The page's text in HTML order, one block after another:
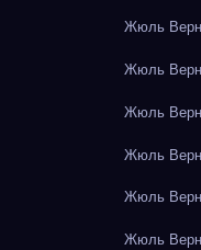
Жюль
Жюль
Жюль
Жюль
Жюль
Жюль